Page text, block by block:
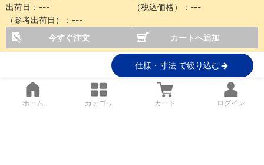
出荷日： --- （税込価格）： ---
（参考出荷日）： ---
今すぐ注文
カートへ追加
仕様・寸法 で絞り込む
ホーム カテゴリ カート ログイン